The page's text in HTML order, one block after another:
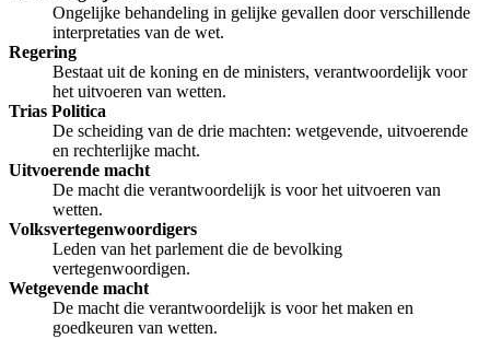
Ongelijke behandeling in gelijke gevallen door verschillende
interpretaties van de wet.
Regering
Bestaat uit de koning en de ministers, verantwoordelijk voor
het uitvoeren van wetten.
Trias Politica
De scheiding van de drie machten: wetgevende, uitvoerende
en rechterlijke macht.
Uitvoerende macht
De macht die verantwoordelijk is voor het uitvoeren van
wetten.
Volksvertegenwoordigers
Leden van het parlement die de bevolking
vertegenwoordigen.
Wetgevende macht
De macht die verantwoordelijk is voor het maken en
goedkeuren van wetten.